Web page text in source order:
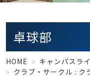
卓球部
HOME
キャンパスラ
クラブ・サークル : ク